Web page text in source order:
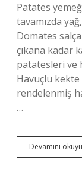
Patates
tavamızda
Domates
çıkana kadar
patatesleri ve
Havuçlu
rendelenmiş
…
Devamını